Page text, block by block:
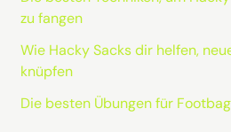
zu fangen
Wie Hacky Sacks dir helfen,
knüpfen
Die besten Übungen für